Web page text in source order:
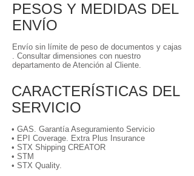
PESOS Y MEDIDAS DEL
ENVÍO
Envío sin límite de peso de documentos y cajas
. Consultar dimensiones con nuestro
departamento de Atención al Cliente.
CARACTERÍSTICAS DEL
SERVICIO
• GAS. Garantía Aseguramiento Servicio
• EPI Coverage. Extra Plus Insurance
• STX Shipping CREATOR
• STM
• STX Quality.